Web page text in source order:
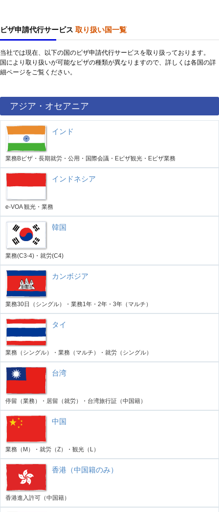
ビザ申請代行サービス 取り扱い国一覧
当社では現在、以下の国のビザ申請代行サービスを取り扱っております。
国により取り扱いが可能なビザの種類が異なりますので、詳しくは各国の詳
細ページをご覧ください。
アジア・オセアニア
インド
業務Bビザ・長期就労・公用・国際会議・Eビザ観光・Eビザ業務
インドネシア
e-VOA 観光・業務
韓国
業務(C3-4)・就労(C4)
カンボジア
業務30日（シングル）・業務1年・2年・3年（マルチ）
タイ
業務（シングル）・業務（マルチ）・就労（シングル）
台湾
停留（業務）・居留（就労）・台湾旅行証（中国籍）
中国
業務（M）・就労（Z）・観光（L）
香港（中国籍のみ）
香港進入許可（中国籍）